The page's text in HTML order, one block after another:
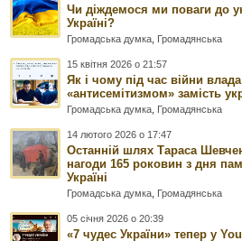
Чи діждемося ми поваги до
Україні?
Громадська думка Громадянська
15 квітня 2026 о 21:57
Як і чому під час війни
«антисемітизмом» замість
Громадська думка Громадянська
14 лютого 2026 о 17:47
Останній шлях Тараса
нагоди 165 роковин з дня
Україні
Громадська думка Громадянська
05 січня 2026 о 20:39
«7 чудес України» тепер у